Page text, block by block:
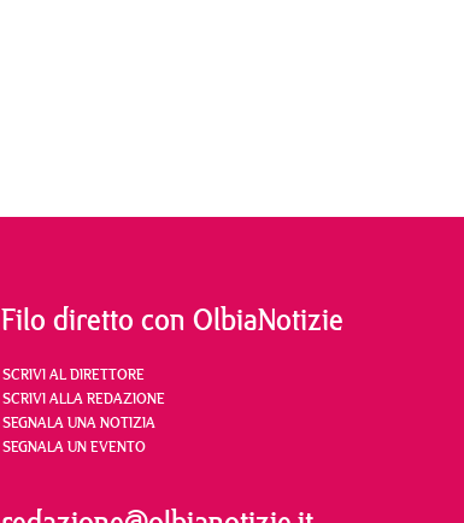
Filo diretto con OlbiaNotizie
SCRIVI AL DIRETTORE
SCRIVI ALLA REDAZIONE
SEGNALA UNA NOTIZIA
SEGNALA UN EVENTO